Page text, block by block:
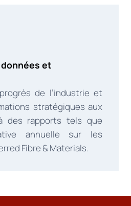
et
de l’industrie et
stratégiques aux
des rapports tels que
annuelle sur les
Fibre & Materials.